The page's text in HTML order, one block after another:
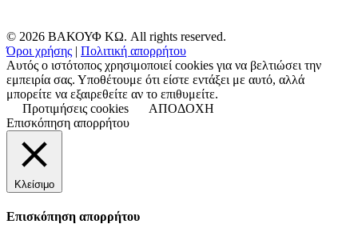
© 2026 ΒΑΚΟΥΦ ΚΩ. All rights reserved.
Όροι χρήσης | Πολιτική απορρήτου
Αυτός ο ιστότοπος χρησιμοποιεί cookies για να βελτιώσει την
εμπειρία σας. Υποθέτουμε ότι είστε εντάξει με αυτό, αλλά
μπορείτε να εξαιρεθείτε αν το επιθυμείτε.
Προτιμήσεις cookies
ΑΠΟΔΟΧΗ
Επισκόπηση απορρήτου
Κλείσιμο
Επισκόπηση απορρήτου